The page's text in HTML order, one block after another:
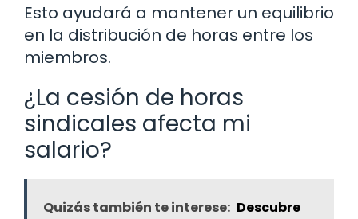
Esto ayudará a mantener un equilibrio
en la distribución de horas entre los
miembros.
¿La cesión de horas
sindicales afecta mi
salario?
Quizás también te interese: Descubre